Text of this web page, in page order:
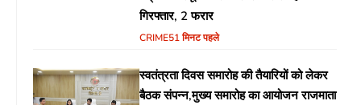
गिरफ्तार, 2 फरार
CRIME51 मिनट पहले
स्वतंत्रता दिवस समारोह की तैयारियों को लेकर
बैठक संपन्न,मुख्य समारोह का आयोजन राजमाता